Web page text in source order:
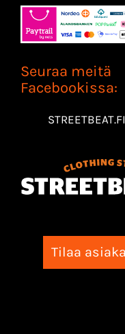
Seuraa meitä
Facebookissa:
STREETBEAT.FI